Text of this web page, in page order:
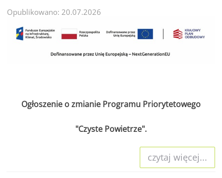
Opublikowano: 20.07.2026
Ogłoszenie o zmianie Programu Priorytetowego
"Czyste Powietrze".
czytaj więcej...